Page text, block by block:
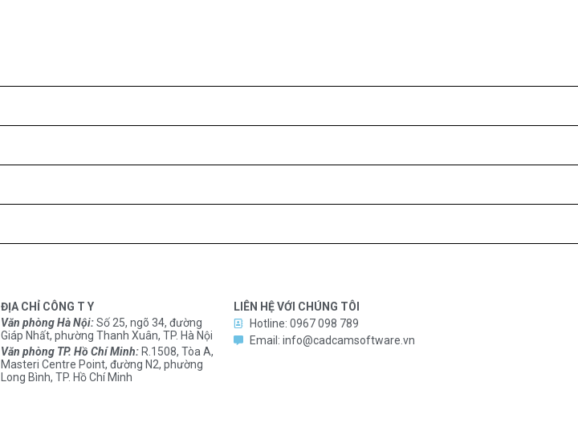
ĐỊA CHỈ CÔNG T Y
Văn phòng Hà Nội:Số 25, ngõ 34, đường
Giáp Nhất, phường Thanh Xuân, TP. Hà Nội
Văn phòng TP. Hồ Chí Minh:R.1508, Tòa A,
Masteri Centre Point, đường N2, phường
Long Bình, TP. Hồ Chí Minh
LIÊN HỆ VỚI CHÚNG TÔI
Hotline: 0967 098 789
Email: info@cadcamsoftware.vn